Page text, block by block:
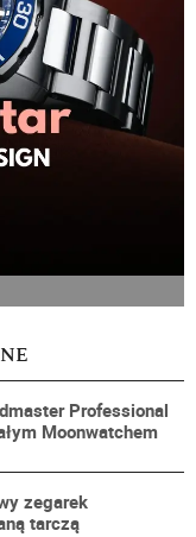
Professional
Moonwatchem
zegarek
tarczą